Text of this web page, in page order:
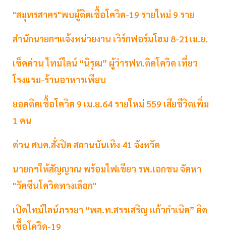
"สมุทรสาคร"พบผู้ติดเชื้อโควิด-19 รายใหม่ 9 ราย
สำนักนายกฯแจ้งหน่วยงาน เวิร์กฟอร์มโฮม 8-21เม.ย.
เช็คด่วน ไทม์ไลน์ “นิรุฒ” ผู้ว่ารฟท.ติดโควิด เที่ยว
โรงแรม-ร้านอาหารเพียบ
ยอดติดเชื้อโควิด 9 เม.ย.64 รายใหม่ 559 เสียชีวิตเพิ่ม
1 คน
ด่วน ศบค.สั่งปิด สถานบันเทิง 41 จังหวัด
นายกฯให้สัญญาณ พร้อมไฟเขียว รพ.เอกชน จัดหา
"วัคซีนโควิดทางเลือก"
เปิดไทม์ไลน์ภรรยา “พล.ท.สรรเสริญ แก้วกำเนิด” ติด
เชื้อโควิด-19